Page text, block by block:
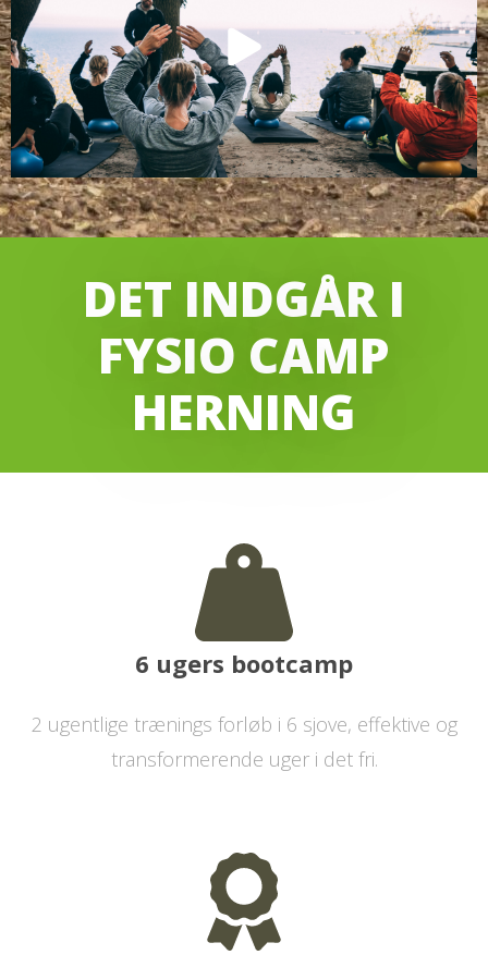
DET INDGÅR I
FYSIO CAMP
HERNING
6 ugers bootcamp
2 ugentlige trænings forløb i 6 sjove, effektive og
transformerende uger i det fri.